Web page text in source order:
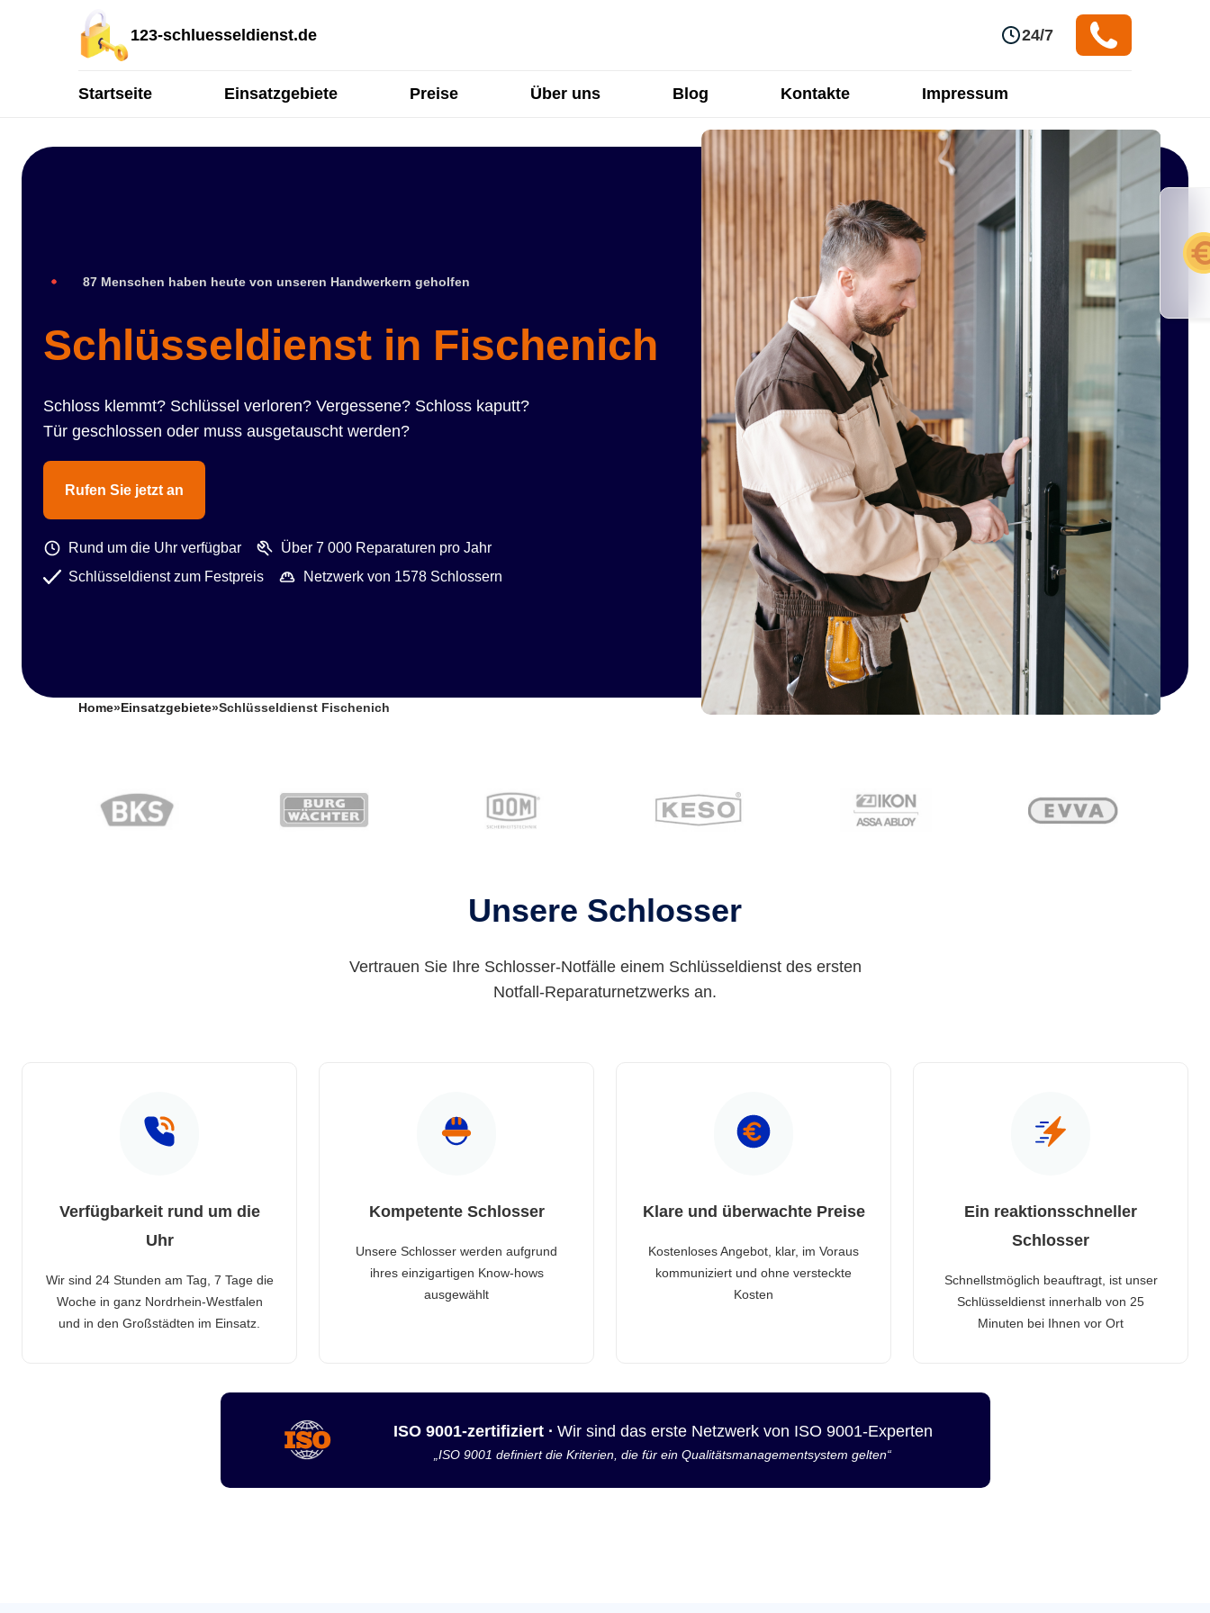
123-schluesseldienst.de 24/7
Startseite Einsatzgebiete Preise Über uns Blog Kontakte Impressum
87 Menschen haben heute von unseren Handwerkern geholfen
Schlüsseldienst in Fischenich
Schloss klemmt? Schlüssel verloren? Vergessene? Schloss kaputt?
Tür geschlossen oder muss ausgetauscht werden?
Rufen Sie jetzt an
Rund um die Uhr verfügbar
Über 7 000 Reparaturen pro Jahr
Schlüsseldienst zum Festpreis
Netzwerk von 1578 Schlossern
Home» Einsatzgebiete»Schlüsseldienst Fischenich
Unsere Schlosser
Vertrauen Sie Ihre Schlosser-Notfälle einem Schlüsseldienst des ersten
Notfall-Reparaturnetzwerks an.
Verfügbarkeit rund um die
Uhr
Wir sind 24 Stunden am Tag, 7 Tage die
Woche in ganz Nordrhein-Westfalen
und in den Großstädten im Einsatz.
Kompetente Schlosser
Unsere Schlosser werden aufgrund
ihres einzigartigen Know-hows
ausgewählt
Klare und überwachte Preise
Kostenloses Angebot, klar, im Voraus
kommuniziert und ohne versteckte
Kosten
Ein reaktionsschneller
Schlosser
Schnellstmöglich beauftragt, ist unser
Schlüsseldienst innerhalb von 25
Minuten bei Ihnen vor Ort
ISO 9001-zertifiziert · Wir sind das erste Netzwerk von ISO 9001-Experten
„ISO 9001 definiert die Kriterien, die für ein Qualitätsmanagementsystem gelten“